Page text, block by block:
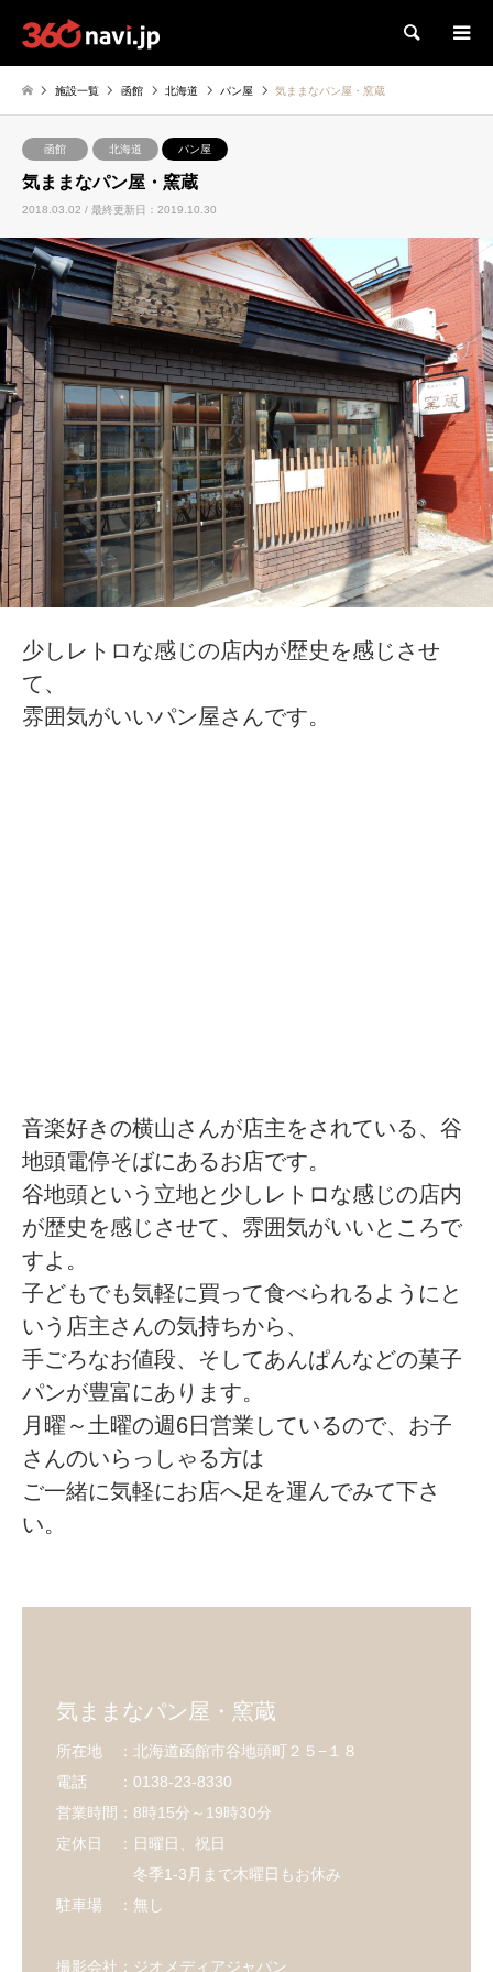
検索
施設一覧 函館 北海道 パン屋 気ままなパン屋・窯蔵
函館 北海道 パン屋
気ままなパン屋・窯蔵
2018.03.02 / 最終更新日：2019.10.30
少しレトロな感じの店内が歴史を感じさせ
て、
雰囲気がいいパン屋さんです。
音楽好きの横山さんが店主をされている、谷
地頭電停そばにあるお店です。
谷地頭という立地と少しレトロな感じの店内
が歴史を感じさせて、雰囲気がいいところで
すよ。
子どもでも気軽に買って食べられるようにと
いう店主さんの気持ちから、
手ごろなお値段、そしてあんぱんなどの菓子
パンが豊富にあります。
月曜～土曜の週6日営業しているので、お子
さんのいらっしゃる方は
ご一緒に気軽にお店へ足を運んでみて下さ
い。
気ままなパン屋・窯蔵
所在地 ：北海道函館市谷地頭町２５−１８
電話 ：0138-23-8330
営業時間：8時15分～19時30分
定休日 ：日曜日、祝日
冬季1-3月まで木曜日もお休み
駐車場 ：無し
撮影会社：ジオメディアジャパン